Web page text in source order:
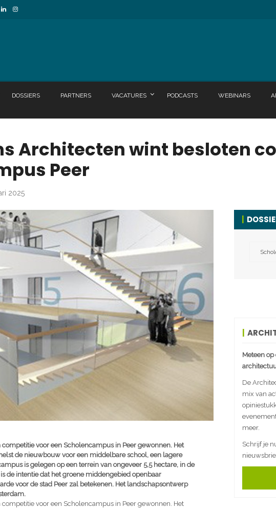
DOSSIERS PARTNERS VACATURES PODCASTS WEBINARS
Architecten wint besloten
Peer
2025
voor een Scholencampus in Peer gewonnen. Het
de nieuwbouw voor een middelbare school, een lagere
is gelegen op een terrein van ongeveer 5,5 hectare, in de
de intentie dat het groene middengebied openbaar
voor de stad Peer zal betekenen. Het landschapsontwerp
competitie voor een Scholencampus in Peer gewonnen. Het
Meteen
De
mix van
meer.
Schrijf je